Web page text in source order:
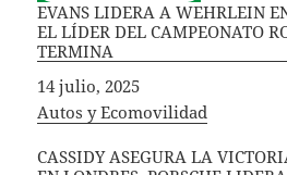
EVANS LIDERA A WEHRLEIN
EL LÍDER DEL CAMPEONATO
TERMINA
Fecha
14 julio, 2025
In relation to
Autos y Ecomovilidad
CASSIDY ASEGURA LA